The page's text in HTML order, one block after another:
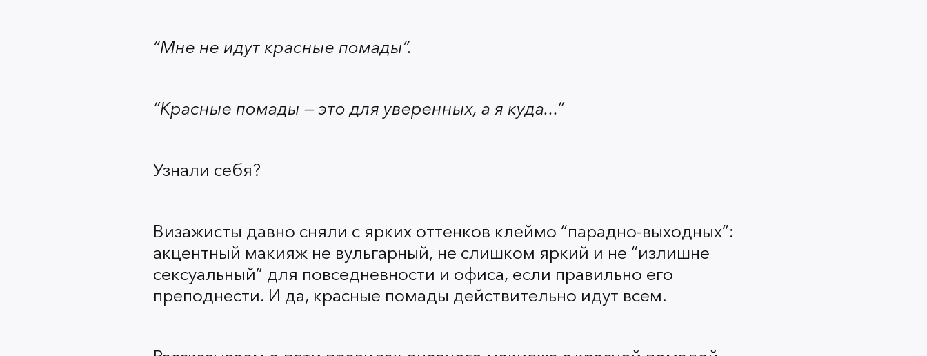
Рассказываем о пяти правилах дневного макияжа с красной
Правило 1. В дневном макияже достаточно
одного акцента
Красная помада освежает лицо, но перетягивает внимание
“Мне не идут красные помады”.
“Красные помады — это для уверенных, а я куда...”
Узнали себя?
Визажисты давно сняли с ярких оттенков клеймо “парадно-выходных”:
акцентный макияж не вульгарный, не слишком яркий и не “излишне
сексуальный” для повседневности и офиса, если правильно его
преподнести. И да, красные помады действительно идут всем.